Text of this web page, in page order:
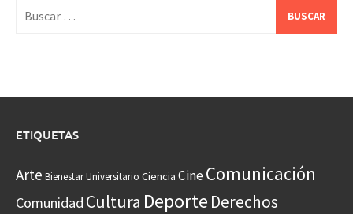
ETIQUETAS
Arte Bienestar Universitario Ciencia CineComunicación
Comunidad Cultura Deporte Derechos